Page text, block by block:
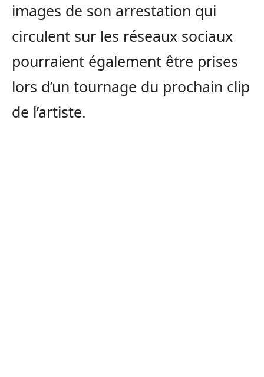
images de son arrestation qui
circulent sur les réseaux sociaux
pourraient également être prises
lors d’un tournage du prochain clip
de l’artiste.